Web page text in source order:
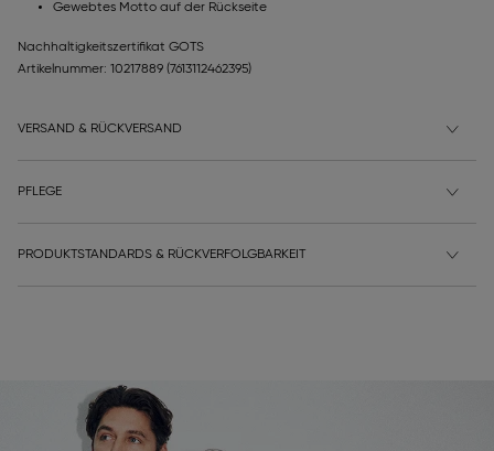
Gewebtes Motto auf der Rückseite
Nachhaltigkeitszertifikat GOTS
Artikelnummer: 10217889 (7613112462395)
VERSAND & RÜCKVERSAND
PFLEGE
PRODUKTSTANDARDS & RÜCKVERFOLGBARKEIT